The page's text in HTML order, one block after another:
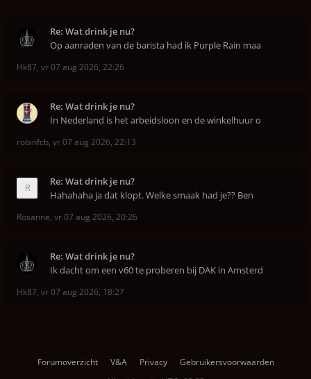
Re: Wat drink je nu?
Op aanraden van de barista had ik Purple Rain maa
Hk87, vr 07 aug 2026, 22:26
Re: Wat drink je nu?
In Nederland is het arbeidsloon en de winkelhuur o
robinfcb, vr 07 aug 2026, 22:13
Re: Wat drink je nu?
Hahahaha ja dat klopt. Welke smaak had je?? Ben
Rosanne, vr 07 aug 2026, 20:26
Re: Wat drink je nu?
Ik dacht om een v60 te proberen bij DAK in Amsterd
Hk87, vr 07 aug 2026, 18:27
Forumoverzicht V&A Privacy
Gebruikersvoorwaarden